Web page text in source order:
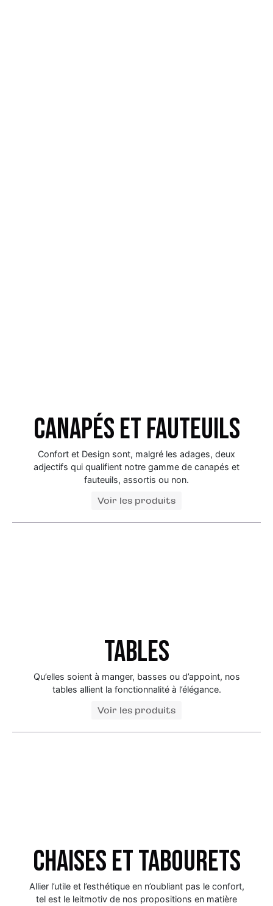
Canapés et fauteuils
Confort et Design sont, malgré les adages, deux
adjectifs qui qualifient notre gamme de canapés et
fauteuils, assortis ou non.
Voir les produits
Tables
Qu’elles soient à manger, basses ou d’appoint, nos
tables allient la fonctionnalité à l’élégance.
Voir les produits
Chaises et tabourets
Allier l’utile et l’esthétique en n’oubliant pas le confort,
tel est le leitmotiv de nos propositions en matière